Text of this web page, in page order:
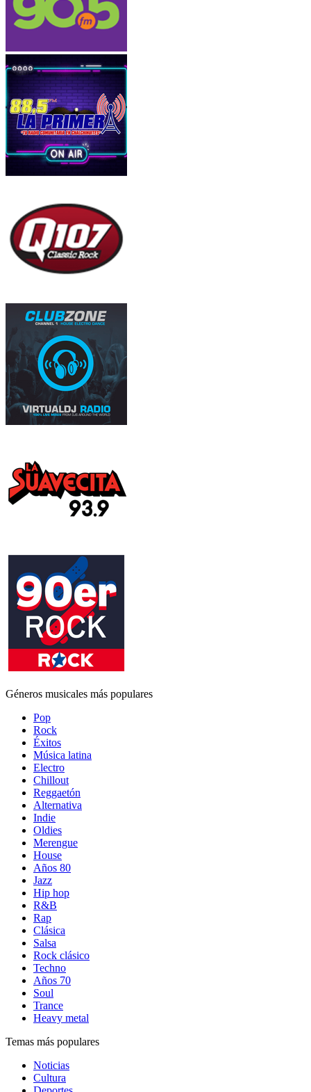
Géneros musicales más populares
Pop
Rock
Éxitos
Música latina
Electro
Chillout
Reggaetón
Alternativa
Indie
Oldies
Merengue
House
Años 80
Jazz
Hip hop
R&B
Rap
Clásica
Salsa
Rock clásico
Techno
Años 70
Soul
Trance
Heavy metal
Temas más populares
Noticias
Cultura